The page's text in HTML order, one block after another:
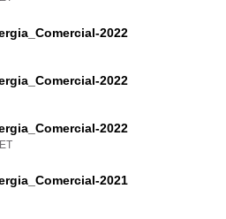
2022
2022
2022
2021